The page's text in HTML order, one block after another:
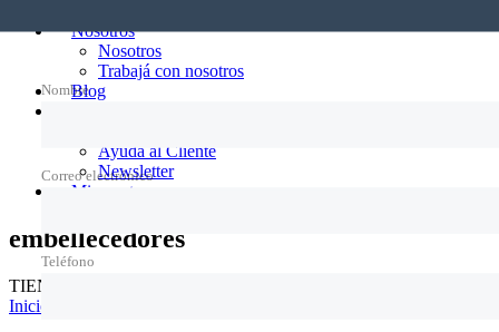
Nosotros
Nosotros
Trabajá con nosotros
Blog
Ayuda al Cliente
Newsletter
Mi cuenta
embellecedores
TIENDA ONLINE ACCESORIOS FORTINO
Inicio
Nombre
Correo electrónico
Teléfono